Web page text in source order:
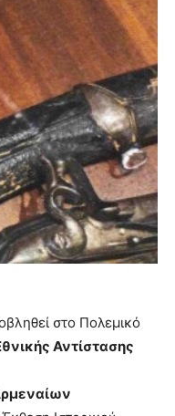
στο Πολεμικό
Αντίστασης